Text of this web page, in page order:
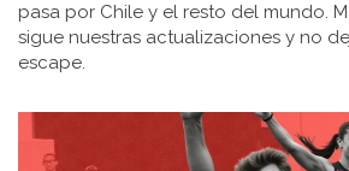
pasa por Chile y el resto del mundo.
sigue nuestras actualizaciones y no
escape.